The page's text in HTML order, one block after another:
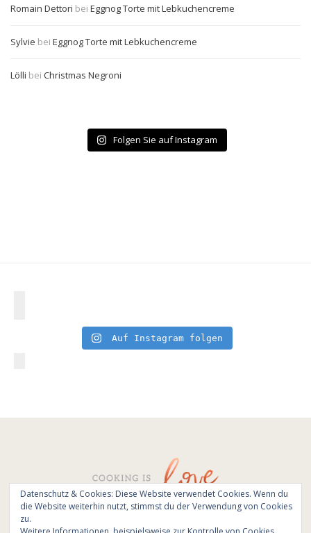
Romain Dettori bei Eggnog Torte mit Lebkuchencreme
Sylvie bei Eggnog Torte mit Lebkuchencreme
Lölli bei Christmas Negroni
Folgen Sie auf Instagram
Auf Instagram folgen
© All Rights Reserved - Cooking is love 2017.
Datenschutz & Cookies: Diese Website verwendet Cookies. Wenn du
die Website weiterhin nutzt, stimmst du der Verwendung von Cookies
zu.